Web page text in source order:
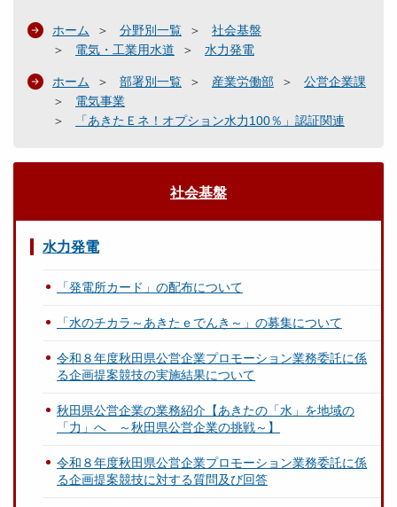
ホーム 分野別一覧
社会基盤
電気・工業用水道
水力発電
ホーム 部署別一覧 産業労働部
公営企業課
電気事業
「あきたＥネ！オプション水力100％」認証関連
社会基盤
水力発電
「発電所カード」の配布について
「水のチカラ～あきたｅでんき～」の募集について
令和８年度秋田県公営企業プロモーション業務委託に係
る企画提案競技の実施結果について
秋田県公営企業の業務紹介【あきたの「水」を地域の
「力」へ ～秋田県公営企業の挑戦～】
令和８年度秋田県公営企業プロモーション業務委託に係
る企画提案競技に対する質問及び回答